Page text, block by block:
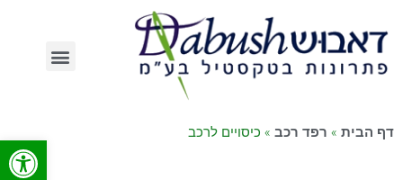
פתח דף הבית » רפד רכב » כיסויים לרכב